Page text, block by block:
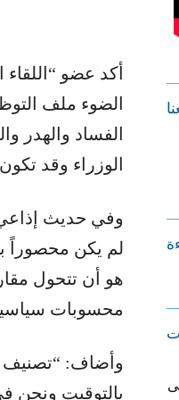
أكد عضو
الضوء ملف
الفساد
الوزراء وقد
وفي حديث
لم يكن محصوراً
هو أن تتحول
محسوبات
وأضاف: “تصنيف
بالتوقيت ونحن